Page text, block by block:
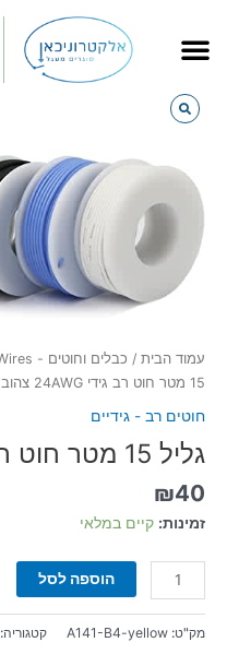
עמוד הבית / כבלים וחוטים - Cables and Wires
15 מטר חוט רב גידי 24AWG צהוב
חוטים רב - גידיים
גליל 15 מטר חוט רב גידי 24AWG צהוב
₪40
זמינות: קיים במלאי
של
גליל
15
מטר
חוט
24AWG
צהוב
הוספה לסל
מק"ט: A141-B4-yellow קטגוריה: